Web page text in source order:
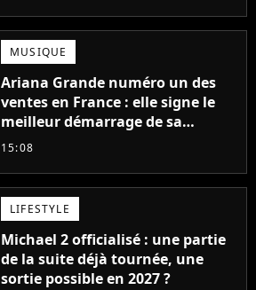
MUSIQUE
Ariana Grande numéro un des
ventes en France : elle signe le
meilleur démarrage de sa
carrière avec son album Petal
15:08
LIFESTYLE
Michael 2 officialisé : une partie
de la suite déjà tournée, une
sortie possible en 2027 ?